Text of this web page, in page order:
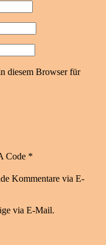
diesem Browser für
Code *
Kommentare via E-
via E-Mail.